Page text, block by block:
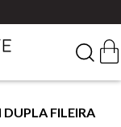
FILEIRA